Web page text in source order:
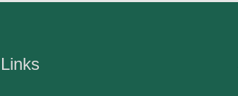
Links